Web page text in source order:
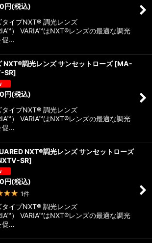
円(税込)
タイプNXT® 調光レンズ
） VARIA™はNXT®レンズの最適な調光
促…
NXT®調光レンズ サンセットローズ [MA-
SR]
円(税込)
タイプNXT® 調光レンズ
） VARIA™はNXT®レンズの最適な調光
促…
NXT®調光レンズ サンセットローズ
SR]
円(税込)
1件
タイプNXT® 調光レンズ
） VARIA™はNXT®レンズの最適な調光
促…